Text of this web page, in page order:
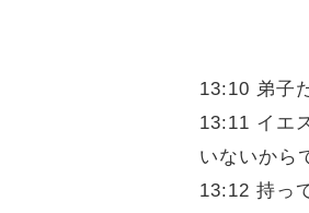
13:10 弟子
13:11 イエ
いないから
13:12 持っ